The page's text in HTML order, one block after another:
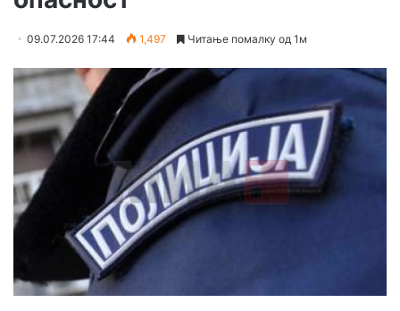
09.07.2026 17:44 1,497 Читање помалку од 1м